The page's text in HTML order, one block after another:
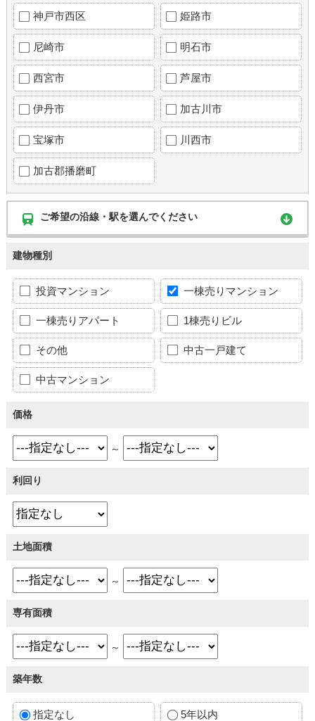
神戸市西区 姫路市
尼崎市 明石市
西宮市 芦屋市
伊丹市 加古川市
宝塚市 川西市
加古郡播磨町
ご希望の沿線・駅を選んでください
建物種別
投資マンション 一棟売りマンション
一棟売りアパート 1棟売りビル
その他 中古一戸建て
中古マンション
価格
～
利回り
土地面積
～
専有面積
～
築年数
指定なし 5年以内